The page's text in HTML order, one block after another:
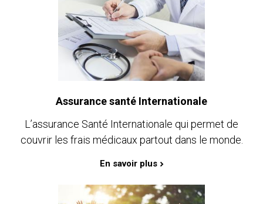
Assurance santé Internationale
L’assurance Santé Internationale qui permet de
couvrir les frais médicaux partout dans le monde.
En savoir plus